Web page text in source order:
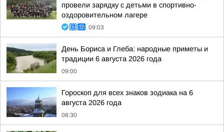
провели зарядку с детьми в спортивно-
оздоровительном лагере
09:03
День Бориса и Глеба: народные приметы и
традиции 6 августа 2026 года
09:00
Гороскоп для всех знаков зодиака на 6
августа 2026 года
08:30